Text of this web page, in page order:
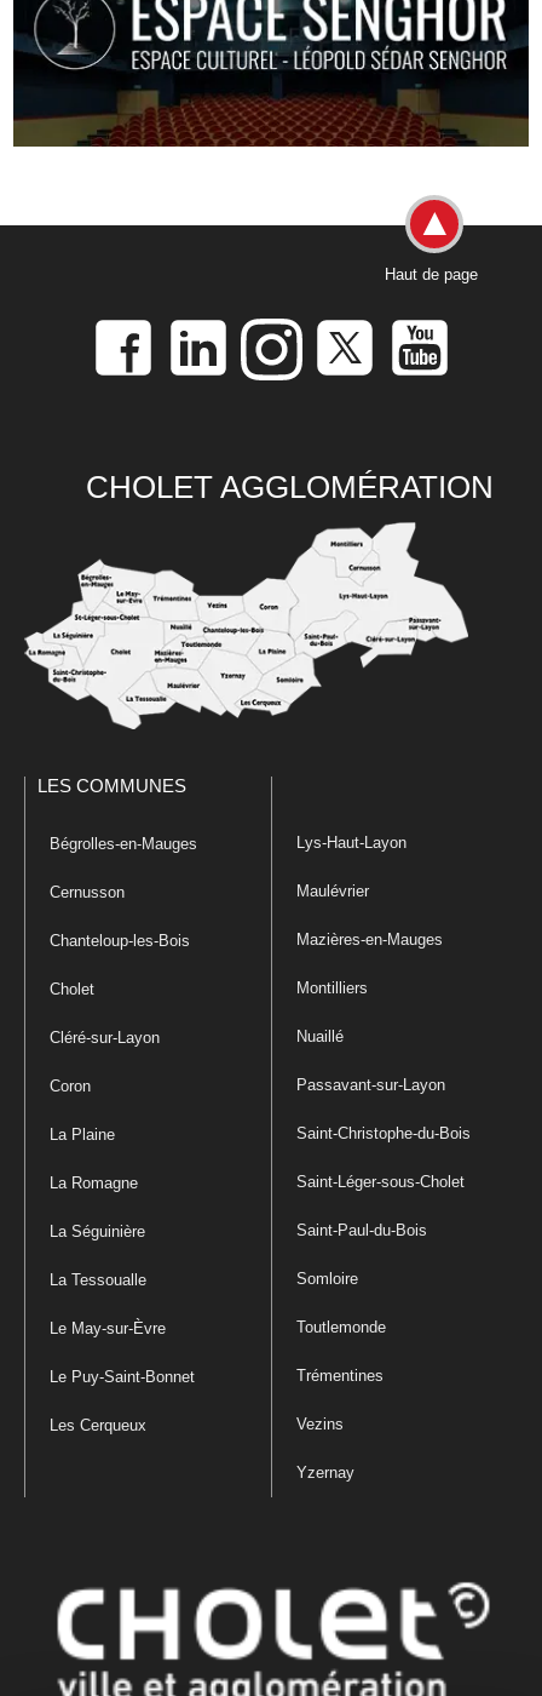
Haut de page
CHOLET AGGLOMÉRATION
LES COMMUNES
Bégrolles-en-Mauges
Cernusson
Chanteloup-les-Bois
Cholet
Cléré-sur-Layon
Coron
La Plaine
La Romagne
La Séguinière
La Tessoualle
Le May-sur-Èvre
Le Puy-Saint-Bonnet
Les Cerqueux
Lys-Haut-Layon
Maulévrier
Mazières-en-Mauges
Montilliers
Nuaillé
Passavant-sur-Layon
Saint-Christophe-du-Bois
Saint-Léger-sous-Cholet
Saint-Paul-du-Bois
Somloire
Toutlemonde
Trémentines
Vezins
Yzernay